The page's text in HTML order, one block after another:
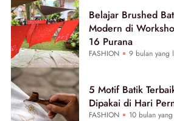
Belajar Brushed
Modern di
16 Purana
FASHION 9 bulan yang
5 Motif Batik
Dipakai di Hari
FASHION 10 bulan